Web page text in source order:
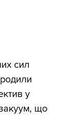
сил
у
що